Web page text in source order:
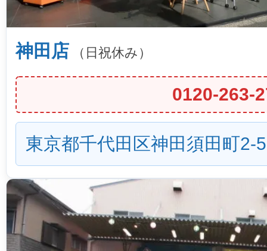
神田店 （日祝休み）
0120-263-
東京都千代田区神田須田町2-